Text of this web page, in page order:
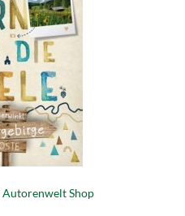
Autorenwelt Shop